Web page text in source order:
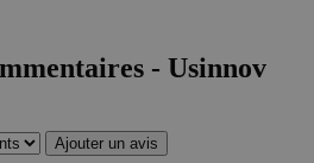
- Usinnov
Ajouter un avis